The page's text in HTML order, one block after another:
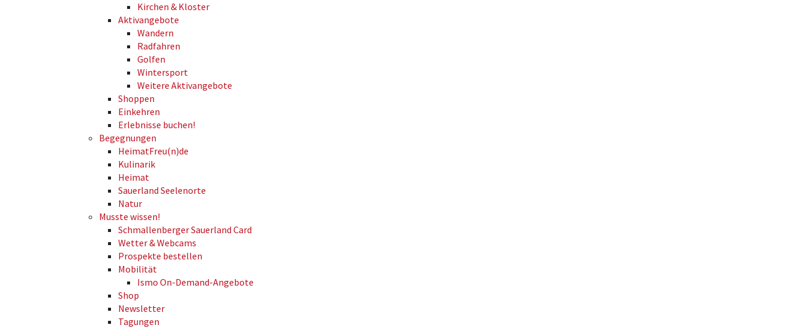
Kirchen & Kloster
Aktivangebote
Wandern
Radfahren
Golfen
Wintersport
Weitere Aktivangebote
Shoppen
Einkehren
Erlebnisse buchen!
Begegnungen
HeimatFreu(n)de
Kulinarik
Heimat
Sauerland Seelenorte
Natur
Musste wissen!
Schmallenberger Sauerland Card
Wetter & Webcams
Prospekte bestellen
Mobilität
Ismo On-Demand-Angebote
Shop
Newsletter
Tagungen